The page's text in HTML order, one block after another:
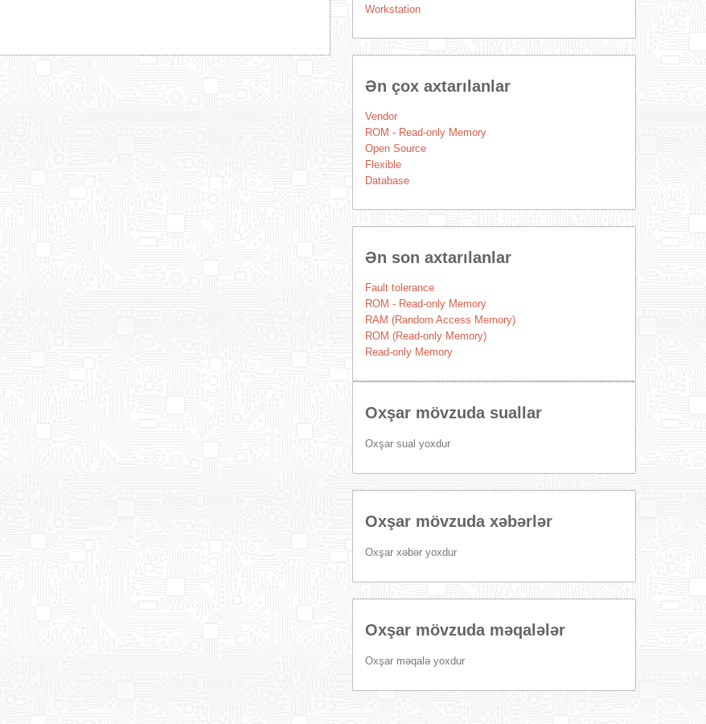
Workstation
Ən çox axtarılanlar
Vendor
ROM - Read-only Memory
Open Source
Flexible
Database
Ən son axtarılanlar
Fault tolerance
ROM - Read-only Memory
RAM (Random Access Memory)
ROM (Read-only Memory)
Read-only Memory
Oxşar mövzuda suallar
Oxşar sual yoxdur
Oxşar mövzuda xəbərlər
Oxşar xəbər yoxdur
Oxşar mövzuda məqalələr
Oxşar məqalə yoxdur